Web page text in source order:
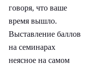
говоря, что ваше
время вышло.
Выставление баллов
на семинарах
неясное на самом